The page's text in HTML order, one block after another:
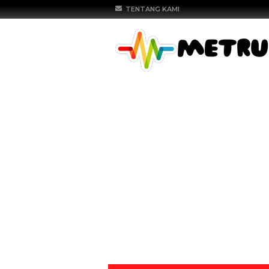
TENTANG KAMI